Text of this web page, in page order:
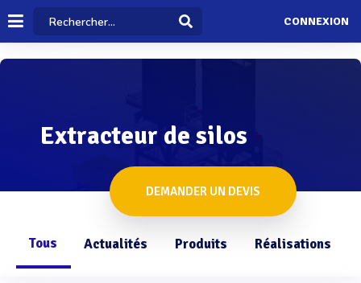
CONNEXION
Extracteur de silos
DEMANDER UN DEVIS
Tous Actualités Produits Réalisations